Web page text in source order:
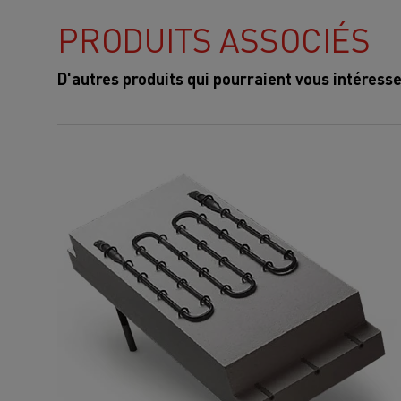
PRODUITS ASSOCIÉS
D'autres produits qui pourraient vous